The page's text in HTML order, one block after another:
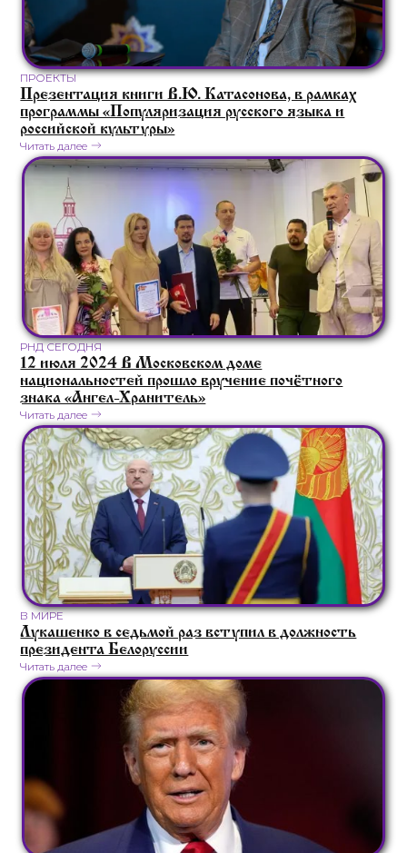
ПРОЕКТЫ
Презентация книги В.Ю. Катасонова, в рамках
программы «Популяризация русского языка и
российской культуры»
Читать далее
РНД СЕГОДНЯ
12 июля 2024 В Московском доме
национальностей прошло вручение почётного
знака «Ангел-Хранитель»
Читать далее
В МИРЕ
Лукашенко в седьмой раз вступил в должность
президента Белоруссии
Читать далее